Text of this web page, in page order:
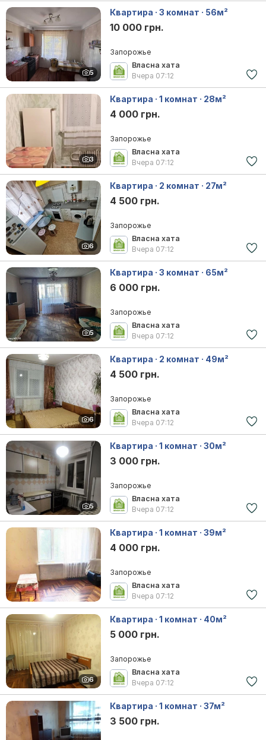
5
Квартира · 3 комнат · 56м²
10 000 грн.
Запорожье
Власна хата
Вчера 07:12
3
Квартира · 1 комнат · 28м²
4 000 грн.
Запорожье
Власна хата
Вчера 07:12
6
Квартира · 2 комнат · 27м²
4 500 грн.
Запорожье
Власна хата
Вчера 07:12
5
Квартира · 3 комнат · 65м²
6 000 грн.
Запорожье
Власна хата
Вчера 07:12
6
Квартира · 2 комнат · 49м²
4 500 грн.
Запорожье
Власна хата
Вчера 07:12
5
Квартира · 1 комнат · 30м²
3 000 грн.
Запорожье
Власна хата
Вчера 07:12
Квартира · 1 комнат · 39м²
4 000 грн.
Запорожье
Власна хата
Вчера 07:12
6
Квартира · 1 комнат · 40м²
5 000 грн.
Запорожье
Власна хата
Вчера 07:12
Квартира · 1 комнат · 37м²
3 500 грн.